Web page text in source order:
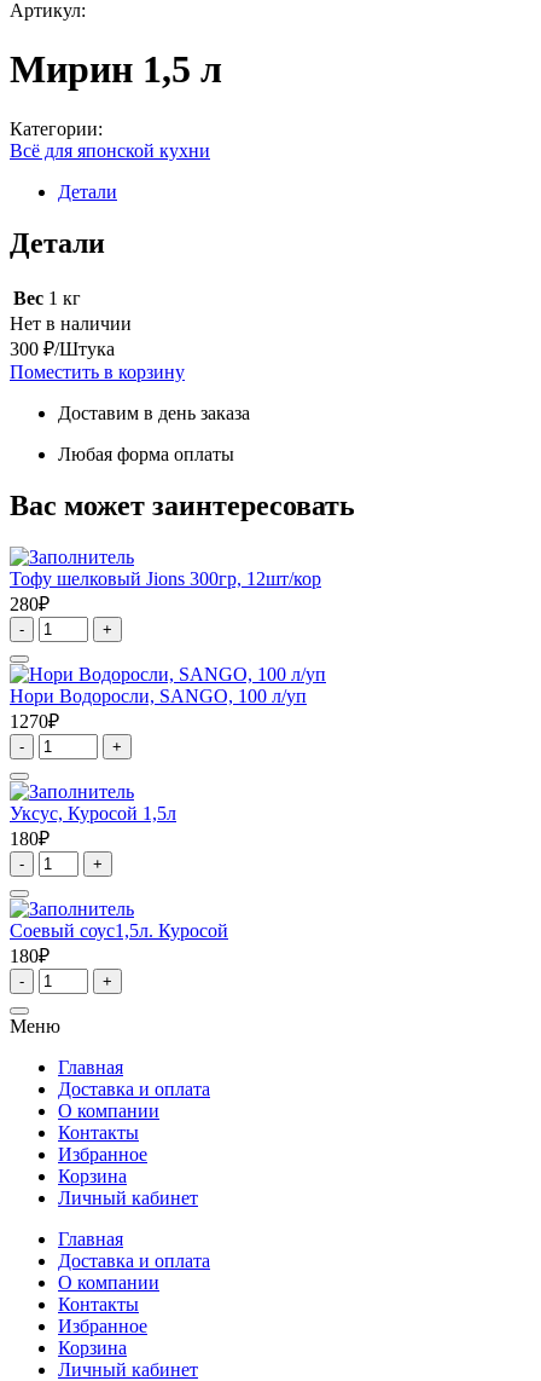
Артикул:
Мирин 1,5 л
Категории:
Всё для японской кухни
Детали
Детали
Вес 1 кг
Нет в наличии
300 ₽/Штука
Поместить в корзину
Доставим в день заказа
Любая форма оплаты
Вас может заинтересовать
Тофу шелковый Jions 300гр, 12шт/кор
280₽
Quantity
Нори Водоросли, SANGO, 100 л/уп
1270₽
Quantity
Уксус, Куросой 1,5л
180₽
Quantity
Соевый соус1,5л. Куросой
180₽
Quantity
Меню
Главная
Доставка и оплата
О компании
Контакты
Избранное
Корзина
Личный кабинет
Главная
Доставка и оплата
О компании
Контакты
Избранное
Корзина
Личный кабинет